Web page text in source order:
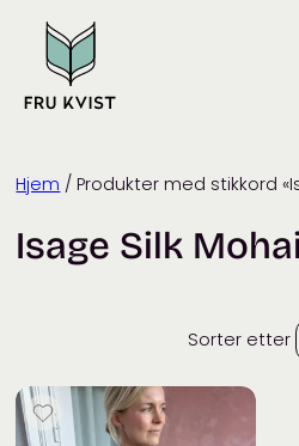
content
Hjem / Produkter med stikkord
Isage Silk
Sorter etter